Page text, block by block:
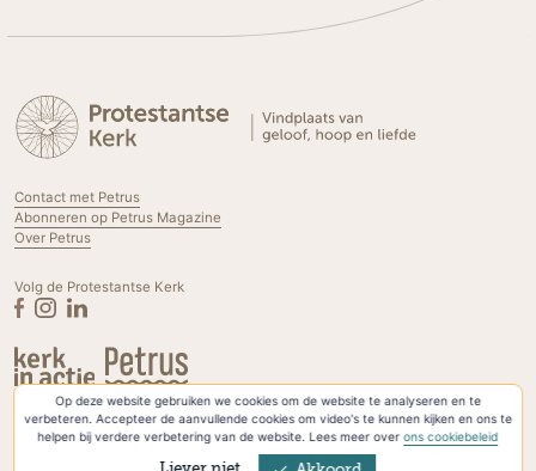
Op deze website gebruiken we cookies om de website te analyseren en te
verbeteren. Accepteer de aanvullende cookies om video's te kunnen kijken en ons te
helpen bij verdere verbetering van de website. Lees meer overons cookiebeleid
Contact met Petrus
Abonneren op Petrus Magazine
Over Petrus
Volg de Protestantse Kerk
Privacyverklaring & Cookies